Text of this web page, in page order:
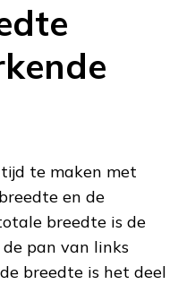
te maken met
en de
breedte is de
pan van links
breedte is het deel